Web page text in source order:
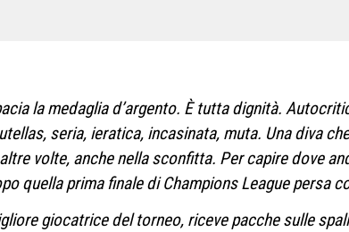
la medaglia d’argento. È tutta dignità.
seria, ieratica, incasinata, muta. Una diva
volte, anche nella sconfitta. Per capire dove
quella prima finale di Champions League persa
giocatrice del torneo, riceve pacche sulle